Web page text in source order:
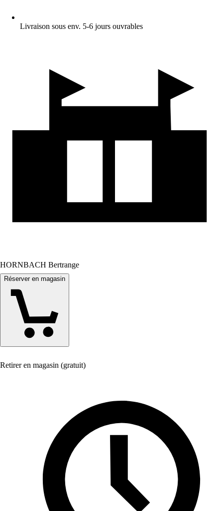
Livraison sous env. 5-6 jours ouvrables
HORNBACH Bertrange
Réserver en magasin
Retirer en magasin (gratuit)